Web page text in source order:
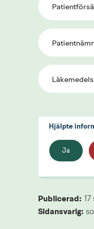
Hjälpte
Ja
Publicerad:
Sidansvarig: